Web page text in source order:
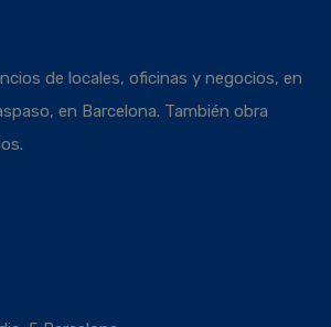
de locales, oficinas y negocios, en
en Barcelona. También obra